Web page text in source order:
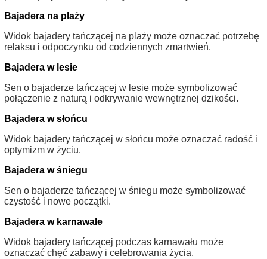
Bajadera na plaży
Widok bajadery tańczącej na plaży może oznaczać potrzebę
relaksu i odpoczynku od codziennych zmartwień.
Bajadera w lesie
Sen o bajaderze tańczącej w lesie może symbolizować
połączenie z naturą i odkrywanie wewnętrznej dzikości.
Bajadera w słońcu
Widok bajadery tańczącej w słońcu może oznaczać radość i
optymizm w życiu.
Bajadera w śniegu
Sen o bajaderze tańczącej w śniegu może symbolizować
czystość i nowe początki.
Bajadera w karnawale
Widok bajadery tańczącej podczas karnawału może
oznaczać chęć zabawy i celebrowania życia.